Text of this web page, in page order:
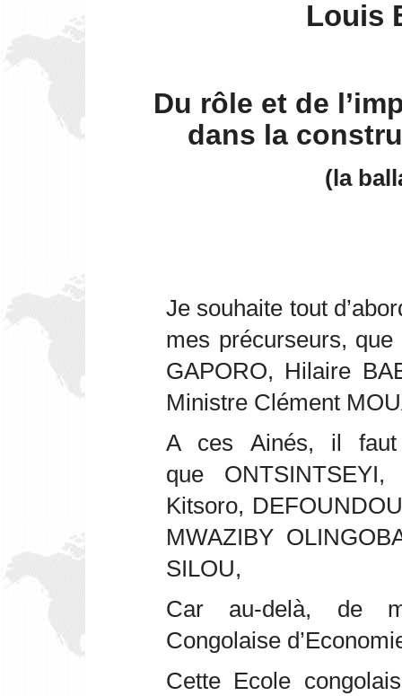
Louis
Du rôle et de
dans la
(la
Je souhaite tout
mes précurseurs,
GAPORO, Hilaire
Ministre Clément
A ces Ainés, il faut
que
Kitsoro,
MWAZIBY
SILOU,
Car au-delà, de
Congolaise
Cette Ecole